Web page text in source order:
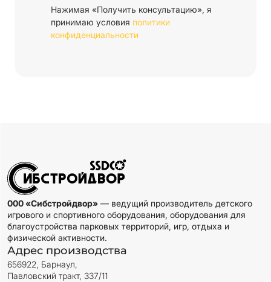
Нажимая «Получить консультацию», я
принимаю условия политики
конфиденциальности
000 «Сибстройдвор» — ведущий производитель детского
игрового и спортивного оборудования, оборудования для
благоустройства парковых территорий, игр, отдыха и
физической активности.
Адрес производства
656922, Барнаул,
Павловский тракт, 337/11